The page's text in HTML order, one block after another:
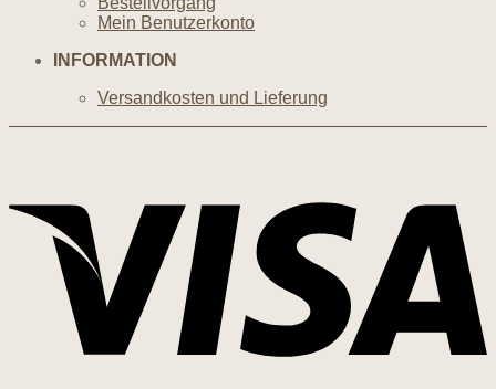
Mein Benutzerkonto
INFORMATION
Versandkosten und Lieferung